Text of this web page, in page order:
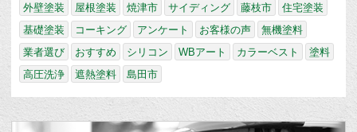
外壁塗装 屋根塗装 焼津市 サイディング 藤枝市
住宅塗装
基礎塗装
コーキング アンケート お客様の声
無機塗料
業者選び
おすすめ シリコン WBアート カラーベスト
塗料
高圧洗浄
遮熱塗料 島田市